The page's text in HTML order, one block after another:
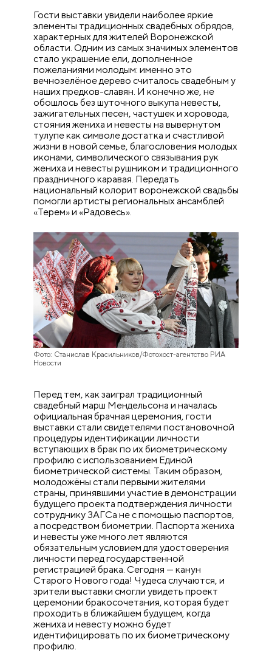
Гости выставки увидели наиболее яркие
элементы традиционных свадебных обрядов,
характерных для жителей Воронежской
области. Одним из самых значимых элементов
стало украшение ели, дополненное
пожеланиями молодым: именно это
вечнозелёное дерево считалось свадебным у
наших предков-славян. И конечно же, не
обошлось без шуточного выкупа невесты,
зажигательных песен, частушек и хоровода,
стояния жениха и невесты на вывернутом
тулупе как символе достатка и счастливой
жизни в новой семье, благословения молодых
иконами, символического связывания рук
жениха и невесты рушником и традиционного
праздничного каравая. Передать
национальный колорит воронежской свадьбы
помогли артисты региональных ансамблей
«Терем» и «Радовесь».
Фото: Станислав Красильников/Фотохост-агентство РИА
Новости
Перед тем, как заиграл традиционный
свадебный марш Мендельсона и началась
официальная брачная церемония, гости
выставки стали свидетелями постановочной
процедуры идентификации личности
вступающих в брак по их биометрическому
профилю с использованием Единой
биометрической системы. Таким образом,
молодожёны стали первыми жителями
страны, принявшими участие в демонстрации
будущего проекта подтверждения личности
сотруднику ЗАГСа не с помощью паспортов,
а посредством биометрии. Паспорта жениха
и невесты уже много лет являются
обязательным условием для удостоверения
личности перед государственной
регистрацией брака. Сегодня — канун
Старого Нового года! Чудеса случаются, и
зрители выставки смогли увидеть проект
церемонии бракосочетания, которая будет
проходить в ближайшем будущем, когда
жениха и невесту можно будет
идентифицировать по их биометрическому
профилю.